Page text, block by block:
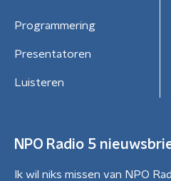
Programmering
Presentatoren
Luisteren
NPO Radio 5
Ik wil niks missen van NPO